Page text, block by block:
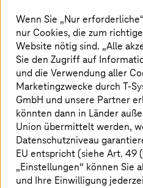
T-Systemsgegenüber
durchsetzen. Seit 2005
IT-Landschaft für Toll
Rechenzentrum in
Wenn Sie „Nur
nur Cookies, die zum
Website nötig sind. „Alle
Sie den Zugriff auf
und die Verwendung aller
Marketingzwecke durchT-
GmbH und unsere Partner
könnten dann in Länder
Union übermittelt werden,
Datenschutzniveau
EU entspricht (siehe Art. 49
„Einstellungen“ können Sie
und Ihre Einwilligung